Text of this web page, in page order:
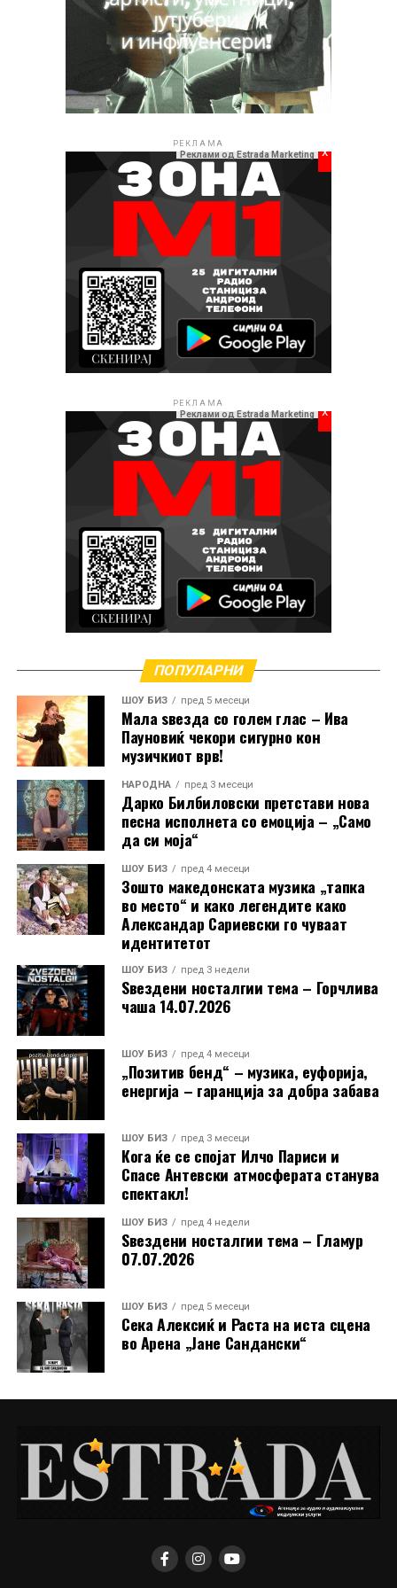
случувања, концерти и културни настани кои се дел
од богатата програма на „Скопско лето 2026“.
РЕКЛАМА
РЕКЛАМА
РЕКЛАМА
Реклами од Estrada Marketing x
РЕКЛАМА
Реклами од Estrada Marketing x
ПОПУЛАРНИ
ШОУ БИЗ пред 5 месеци
Мала ѕвезда со голем глас – Ива
Пауновиќ чекори сигурно кон
музичкиот врв!
НАРОДНА пред 3 месеци
Дарко Билбиловски претстави нова
песна исполнета со емоција – „Само
да си моја“
ШОУ БИЗ пред 4 месеци
Зошто македонската музика „тапка
во место“ и како легендите како
Александар Сариевски го чуваат
идентитетот
ШОУ БИЗ пред 3 недели
Ѕвездени носталгии тема – Горчлива
чаша 14.07.2026
ШОУ БИЗ пред 4 месеци
„Позитив бенд“ – музика, еуфорија,
енергија – гаранција за добра забава
ШОУ БИЗ пред 3 месеци
Кога ќе се спојат Илчо Париси и
Спасе Антевски атмосферата станува
спектакл!
ШОУ БИЗ пред 4 недели
Ѕвездени носталгии тема – Гламур
07.07.2026
ШОУ БИЗ пред 5 месеци
Сека Алексиќ и Раста на иста сцена
во Арена „Јане Сандански“